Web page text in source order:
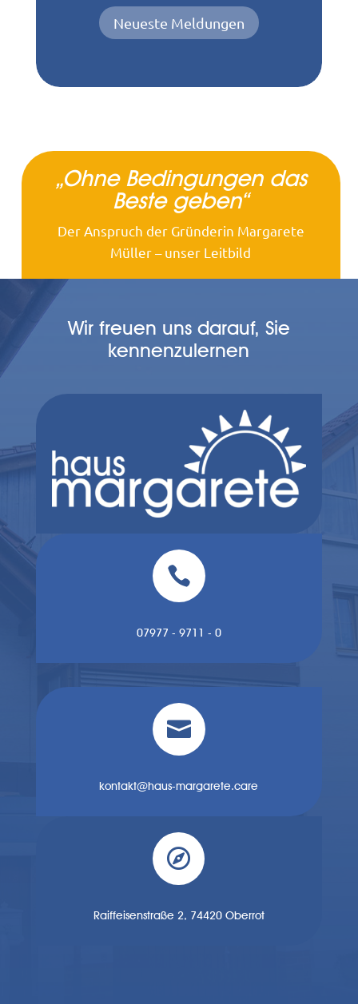
Neueste Meldungen
„Ohne Bedingungen das
Beste geben“
Der Anspruch der Gründerin Margarete
Müller – unser Leitbild
Wir freuen uns darauf, Sie
kennenzulernen

07977 - 9711 - 0

kontakt@haus-margarete.care

Raiffeisenstraße 2, 74420 Oberrot